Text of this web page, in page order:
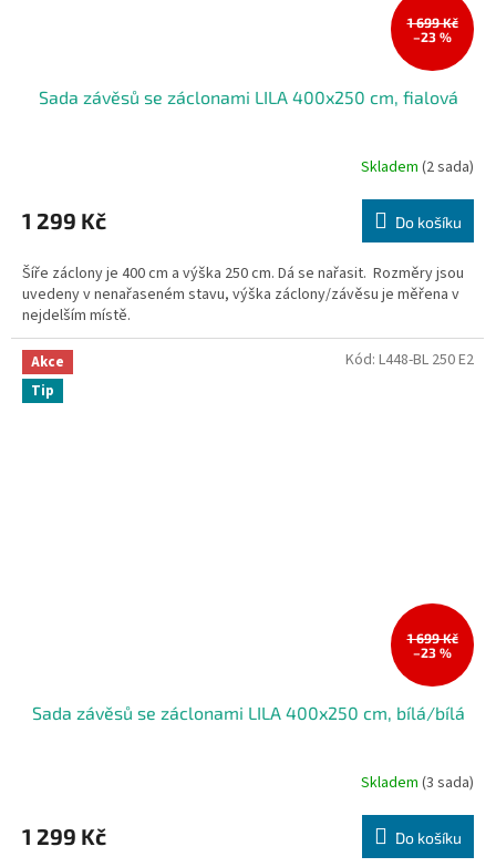
1 699 Kč
–23 %
Sada závěsů se záclonami LILA 400x250 cm, fialová
Skladem (2 sada)
1 299 Kč Do košíku
Šíře záclony je 400 cm a výška 250 cm. Dá se nařasit. Rozměry jsou
uvedeny v nenařaseném stavu, výška záclony/závěsu je měřena v
nejdelším místě.
Akce
Tip
1 699 Kč
–23 %
Sada závěsů se záclonami LILA 400x250 cm, bílá/bílá
Skladem (3 sada)
1 299 Kč Do košíku
Kód: L448-BL 250 E2